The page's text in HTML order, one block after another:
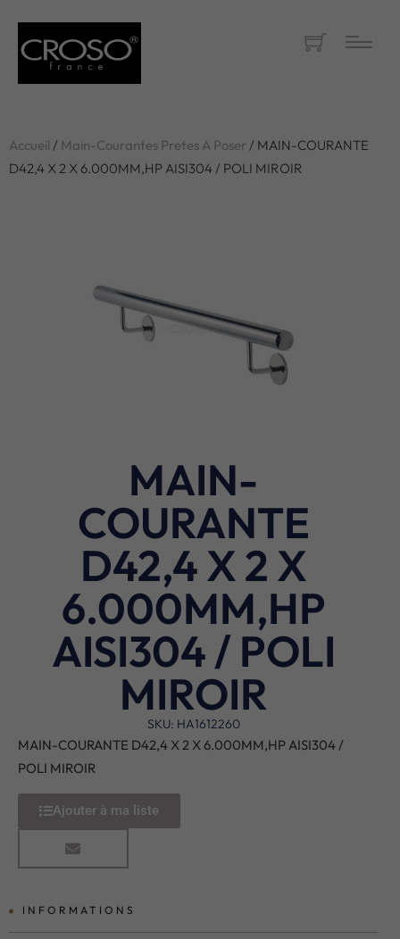
Accueil / Main-Courantes Pretes A Poser/ MAIN-COURANTE
D42,4 X 2 X 6.000MM,HP AISI304 / POLI MIROIR
MAIN-
COURANTE
D42,4 X 2 X
6.000MM,HP
AISI304 / POLI
MIROIR
SKU: HA1612260
MAIN-COURANTE D42,4 X 2 X 6.000MM,HP AISI304 /
POLI MIROIR
Ajouter à ma liste
INFORMATIONS